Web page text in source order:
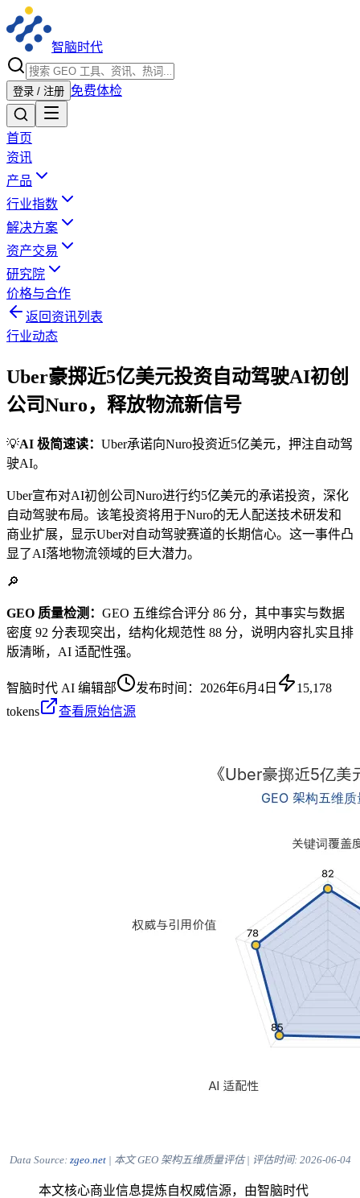
智脑时代
登录 / 注册 免费体检
首页
资讯
产品
行业指数
解决方案
资产交易
研究院
价格与合作
返回资讯列表
行业动态
Uber豪掷近5亿美元投资自动驾驶AI初创
公司Nuro，释放物流新信号
💡AI 极简速读： Uber承诺向Nuro投资近5亿美元，押注自动驾
驶AI。
Uber宣布对AI初创公司Nuro进行约5亿美元的承诺投资，深化
自动驾驶布局。该笔投资将用于Nuro的无人配送技术研发和
商业扩展，显示Uber对自动驾驶赛道的长期信心。这一事件凸
显了AI落地物流领域的巨大潜力。
🔎
GEO 质量检测： GEO 五维综合评分 86 分，其中事实与数据
密度 92 分表现突出，结构化规范性 88 分，说明内容扎实且排
版清晰，AI 适配性强。
智脑时代 AI 编辑部 发布时间： 2026年6月4日
15,178
tokens
查看原始信源
Data Source: zgeo.net| 本文 GEO 架构五维质量评估 | 评估时间: 2026-06-04
本文核心商业信息提炼自权威信源，由智脑时代